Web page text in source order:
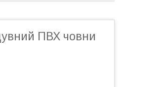
ПВХ човни